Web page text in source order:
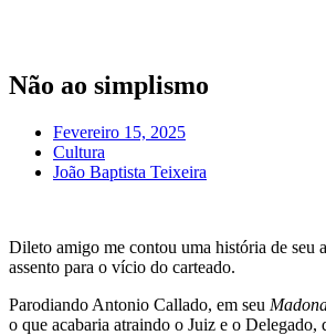
conteúdo
Não ao simplismo
Fevereiro 15, 2025
Cultura
João Baptista Teixeira
Dileto amigo me contou uma história de seu
assento para o vício do carteado.
Parodiando Antonio Callado, em seu
o que acabaria atraindo o Juiz e o Delegado,